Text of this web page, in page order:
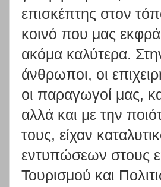
επισκέπτης στον
κοινό που μας
ακόμα καλύτερα.
άνθρωποι, οι
οι παραγωγοί μας,
αλλά και με την
τους, είχαν
εντυπώσεων στους
Τουρισμού και